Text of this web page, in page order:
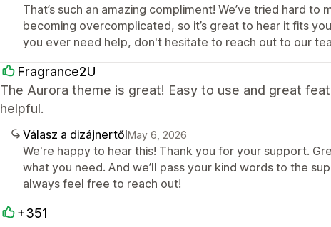
That’s such an amazing compliment! We’ve tried hard
becoming overcomplicated, so it’s great to hear it fits
you ever need help, don't hesitate to reach out to our
Fragrance2U
The Aurora theme is great! Easy to use and great
helpful.
Válasz a dizájnertőlMay 6, 2026
We're happy to hear this! Thank you for your support.
what you need. And we’ll pass your kind words to the
always feel free to reach out!
+351